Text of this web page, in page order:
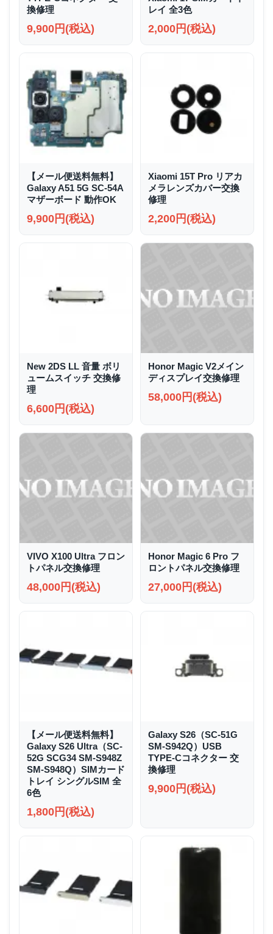
換修理
9,900円(税込)
レイ 全3色
2,000円(税込)
【メール便送料無料】
Galaxy A51 5G SC-54A
マザーボード 動作OK
9,900円(税込)
Xiaomi 15T Pro リアカ
メラレンズカバー交換
修理
2,200円(税込)
New 2DS LL 音量 ボリ
ュームスイッチ 交換修
理
6,600円(税込)
Honor Magic V2メイン
ディスプレイ交換修理
58,000円(税込)
VIVO X100 Ultra フロン
トパネル交換修理
48,000円(税込)
Honor Magic 6 Pro フ
ロントパネル交換修理
27,000円(税込)
【メール便送料無料】
Galaxy S26 Ultra（SC-
52G SCG34 SM-S948Z
SM-S948Q）SIMカード
トレイ シングルSIM 全
6色
1,800円(税込)
Galaxy S26（SC-51G
SM-S942Q）USB
TYPE-Cコネクター 交
換修理
9,900円(税込)